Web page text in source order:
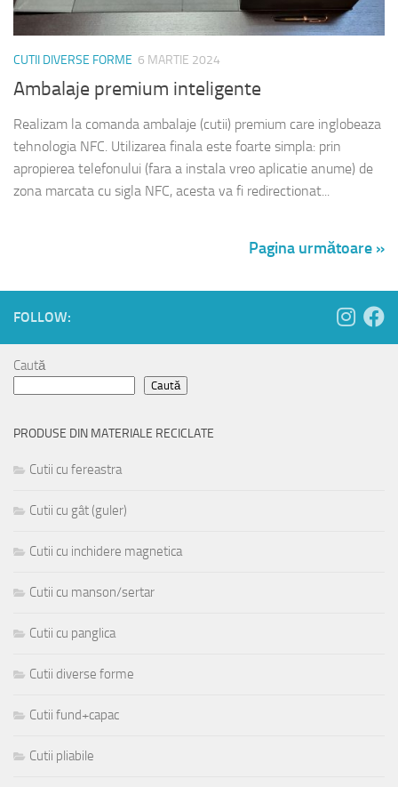
CUTII DIVERSE FORME 6 MARTIE 2024
Ambalaje premium inteligente
Realizam la comanda ambalaje (cutii) premium care inglobeaza
tehnologia NFC. Utilizarea finala este foarte simpla: prin
apropierea telefonului (fara a instala vreo aplicatie anume) de
zona marcata cu sigla NFC, acesta va fi redirectionat...
Pagina următoare »
FOLLOW:
Caută
Caută
PRODUSE DIN MATERIALE RECICLATE
Cutii cu fereastra
Cutii cu gât (guler)
Cutii cu inchidere magnetica
Cutii cu manson/sertar
Cutii cu panglica
Cutii diverse forme
Cutii fund+capac
Cutii pliabile